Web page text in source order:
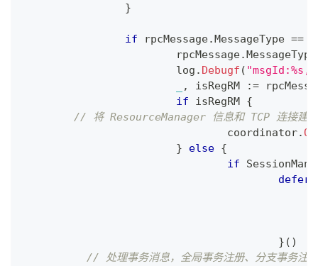
}
if rpcMessage.MessageType ==
			rpcMessage
.
			log
. Debugf ( "msgId:%s,
, isRegRM :=
if isRegRM {
// 将 ResourceManager 信息和 TCP 连接建立
				coordinator
.
}
else {
if
defer
} ( )
// 处理事务消息，全局事务注册、分支事务注